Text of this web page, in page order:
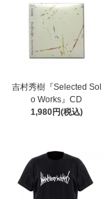
吉村秀樹『Selected Sol
o Works』CD
1,980円(税込)